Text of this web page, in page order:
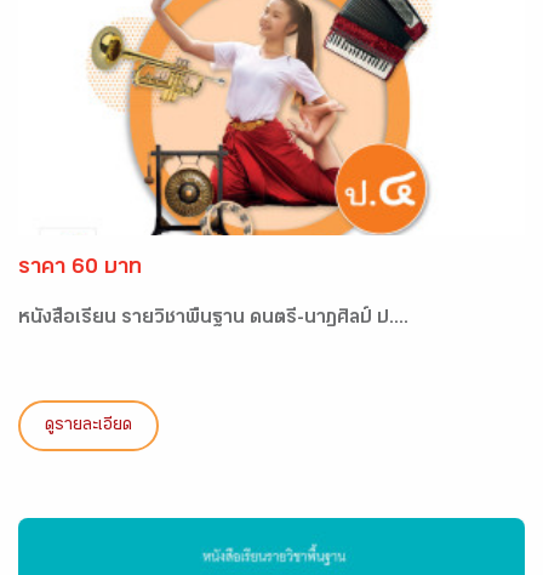
ราคา 60 บาท
หนังสือเรียน รายวิชาพื้นฐาน ดนตรี-นาฏศิลป์ ป....
ดูรายละเอียด